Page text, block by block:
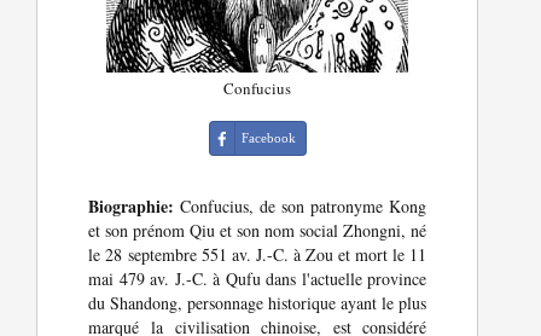
Confucius
Facebook
Biographie: Confucius, de son patronyme Kong
et son prénom Qiu et son nom social Zhongni, né
le 28 septembre 551 av. J.-C. à Zou et mort le 11
mai 479 av. J.-C. à Qufu dans l'actuelle province
du Shandong, personnage historique ayant le plus
marqué la civilisation chinoise, est considéré